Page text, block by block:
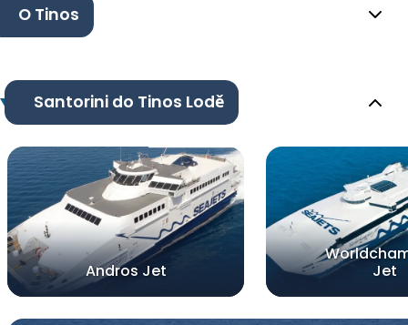
O Tinos
Santorini do Tinos Lodě
Andros Jet
Jet